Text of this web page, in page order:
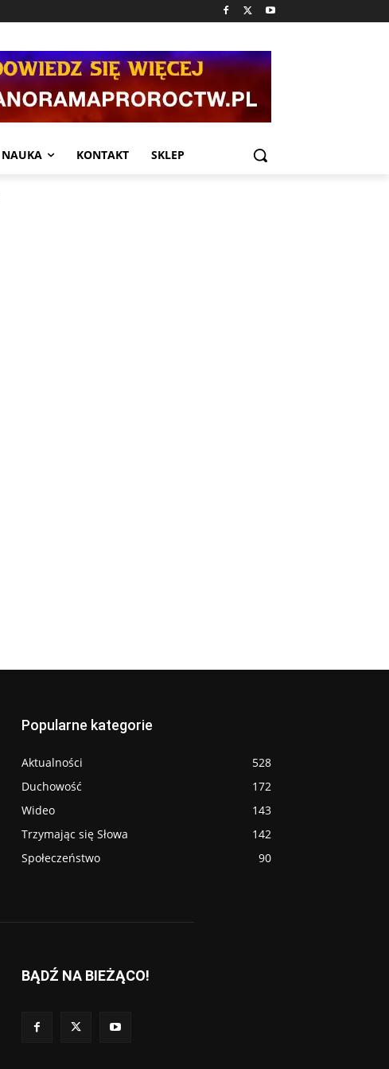
NAUKA KONTAKT SKLEP
Popularne kategorie
Aktualności
528
Duchowość
172
Wideo
143
Trzymając się Słowa
142
Społeczeństwo
90
BĄDŹ NA BIEŻĄCO!